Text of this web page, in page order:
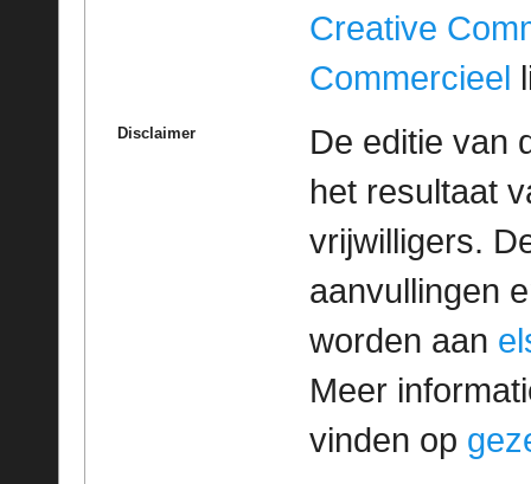
Creative
Commercieel
Disclaimer
De editie van
het resultaat
vrijwilligers.
aanvullingen
worden aan
Meer
vinden op